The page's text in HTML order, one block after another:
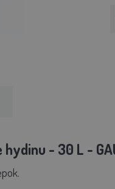
- 30 L -